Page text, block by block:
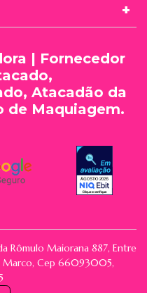
| Fornecedor
Atacadão da
de Maquiagem.
Rômulo Maiorana 887, Entre
Marco, Cep 66093005,